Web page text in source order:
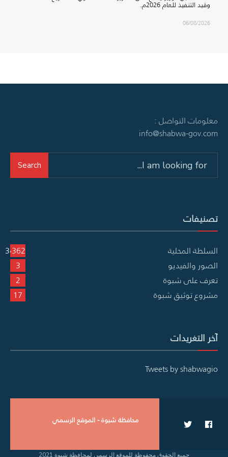
وقيد التنفيذ للعام 2026م.
06/08/2026
معلومات التواصل :
info@shabwa-gov.com
Search
تصنيفات
السلطة المحلية
3٬362
الصور والفيديو
3
تعرف على شبوة
2
مشروع توثيق شبوة
17
آخر التغريدات
Tweets by shabwagio
محافظة شبوة - الموقع الرسمي
جميع الحقوق محفوظة للموقع الرسمي لمحافظة شبوة 2021